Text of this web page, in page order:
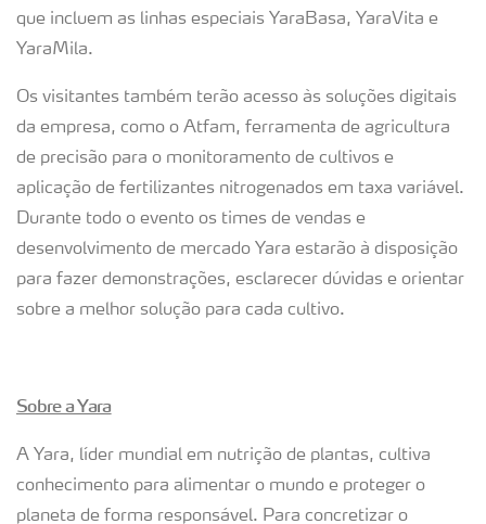
que incluem as linhas especiais YaraBasa, YaraVita e
YaraMila.
Os visitantes também terão acesso às soluções digitais
da empresa, como o Atfam, ferramenta de agricultura
de precisão para o monitoramento de cultivos e
aplicação de fertilizantes nitrogenados em taxa variável.
Durante todo o evento os times de vendas e
desenvolvimento de mercado Yara estarão à disposição
para fazer demonstrações, esclarecer dúvidas e orientar
sobre a melhor solução para cada cultivo.
Sobre a Yara
A Yara, líder mundial em nutrição de plantas, cultiva
conhecimento para alimentar o mundo e proteger o
planeta de forma responsável. Para concretizar o